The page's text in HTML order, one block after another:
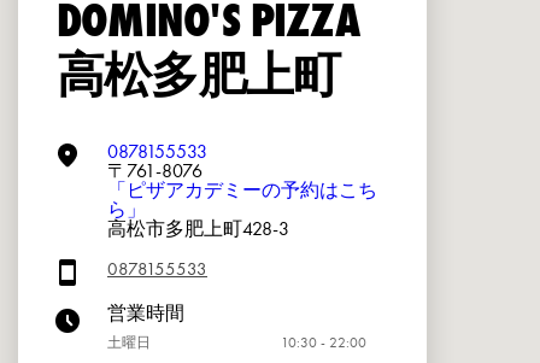
DOMINO'S PIZZA
高松多肥上町
0878155533
〒761-8076
「ピザアカデミーの予約はこち
ら」
高松市多肥上町428-3
0878155533
営業時間
土曜日
10:30 - 22:00